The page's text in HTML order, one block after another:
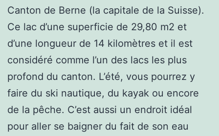
Canton de Berne (la capitale de la Suisse).
Ce lac d’une superficie de 29,80 m2 et
d’une longueur de 14 kilomètres et il est
considéré comme l’un des lacs les plus
profond du canton. L’été, vous pourrez y
faire du ski nautique, du kayak ou encore
de la pêche. C’est aussi un endroit idéal
pour aller se baigner du fait de son eau